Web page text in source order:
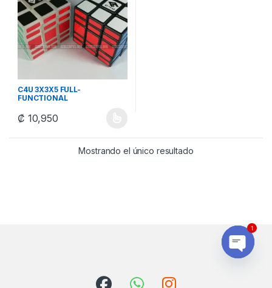
C4U 3X3X5 FULL-
FUNCTIONAL
₡ 10,950
Este producto tiene múltiples variantes. Las opciones se
Mostrando el único resultado
1